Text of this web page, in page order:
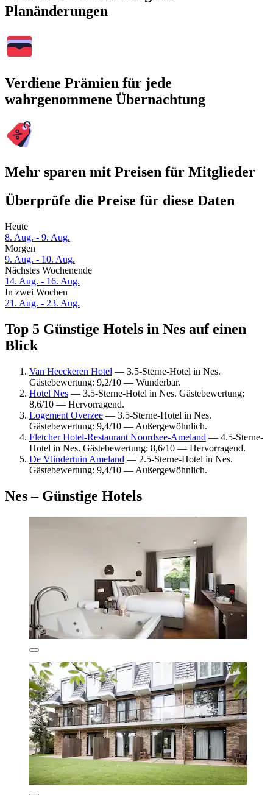
Planänderungen
Verdiene Prämien für jede
wahrgenommene Übernachtung
Mehr sparen mit Preisen für Mitglieder
Überprüfe die Preise für diese Daten
Heute
8. Aug. - 9. Aug.
Morgen
9. Aug. - 10. Aug.
Nächstes Wochenende
14. Aug. - 16. Aug.
In zwei Wochen
21. Aug. - 23. Aug.
Top 5 Günstige Hotels in Nes auf einen
Blick
Van Heeckeren Hotel — 3.5-Sterne-Hotel in Nes.
Gästebewertung: 9,2/10 — Wunderbar.
Hotel Nes — 3.5-Sterne-Hotel in Nes. Gästebewertung:
8,6/10 — Hervorragend.
Logement Overzee — 3.5-Sterne-Hotel in Nes.
Gästebewertung: 9,4/10 — Außergewöhnlich.
Fletcher Hotel-Restaurant Noordsee-Ameland — 4.5-Sterne-
Hotel in Nes. Gästebewertung: 8,6/10 — Hervorragend.
De Vlindertuin Ameland — 2.5-Sterne-Hotel in Nes.
Gästebewertung: 9,4/10 — Außergewöhnlich.
Nes – Günstige Hotels